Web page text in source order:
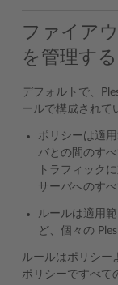
ファイア
を管理する
デフォルトで、
ールで構成されて
ポリシーは適
バとの間のす
トラフィック
サーバへのす
ルールは適用
ど、個々の
ルールはポリシー
ポリシーですべて